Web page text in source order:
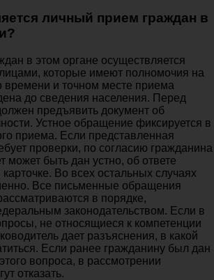
личный прием граждан в
в этом органе осуществляется
которые имеют полномочия на
и точном месте приема
до сведения населения. Перед
предъявить документ об
Устное обращение фиксируется в
приема. Если представленная
проверки, по согласию гражданина
может быть дан устно, об ответе
карточке. Во всех остальных случаях
Все письменные обращения
в порядке,
законодательством. Если в
не относящиеся к компетенции
дает разъяснения, в какой
Если ранее гражданину был дан
вопроса, в рассмотрении
отказать.